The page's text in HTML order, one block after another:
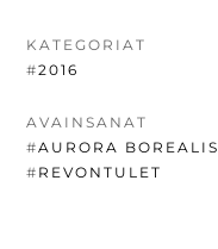
KATEGORIAT
#2016
AVAINSANAT
#AURORA BOREALIS
# REVONTULET